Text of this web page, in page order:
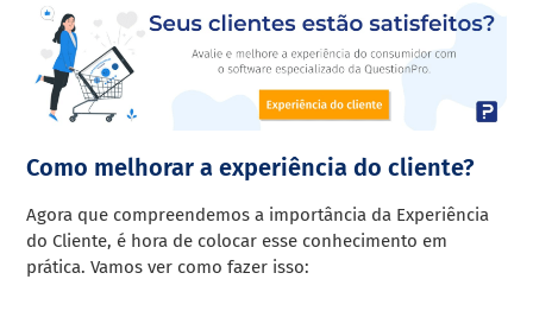
Como melhorar a experiência do cliente?
Agora que compreendemos a importância da Experiência
do Cliente, é hora de colocar esse conhecimento em
prática. Vamos ver como fazer isso: